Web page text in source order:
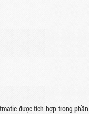
được tích hợp trong phần